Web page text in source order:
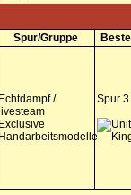
Spur/Gruppe
Echtdampf /
livesteam
Exclusive
Handarbeitsmodelle
Spur